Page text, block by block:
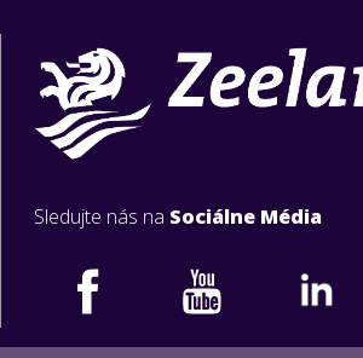
Sledujte nás na Sociálne Média